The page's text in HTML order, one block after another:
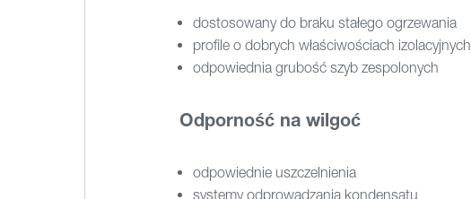
dostosowany do braku stałego ogrzewania
profile o dobrych właściwościach izolacyjnych
odpowiednia grubość szyb zespolonych
Odporność na wilgoć
odpowiednie uszczelnienia
systemy odprowadzania kondensatu